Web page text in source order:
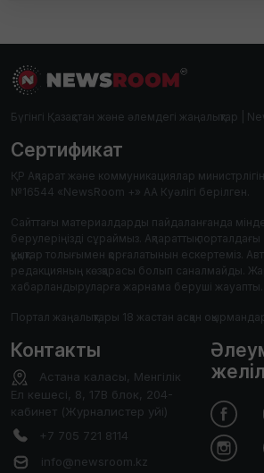
Бүгінгі Қазақстан және әлемдегі жаңалықтар |
Сертификат
ҚР Ақпарат және коммуникациялар
№16544 «NewsRoom +» АА Куәлігі берілген.
Сайттағы материалдарды пайдаланғанда
берулеріңізді сұраймыз. Ақпараттық
құқықтар толығымен қорғалатынын ескертеміз.
редакцияның көзқарасы болып саналмайды.
хабарландыруларға жарнама беруші жауапты.
Портал жаңалықтары 18 жастан асқан
Контакты
Астана каласы, Менгілік
Ел кешесі, 8, 17В блок, 204-
кабинет (Журналистер уйі)
+7 705 721 8114
info@newsroom.kz